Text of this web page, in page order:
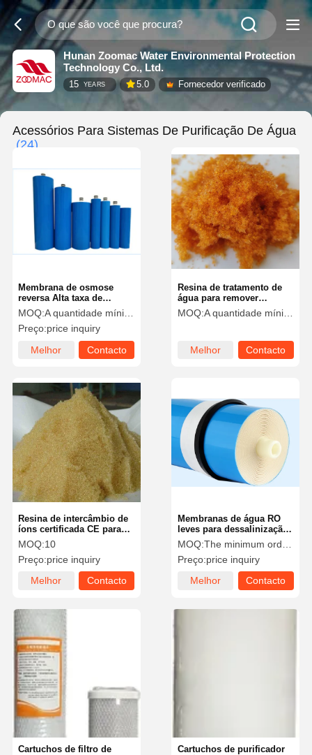
Hunan Zoomac Water Environmental Protection
Technology Co., Ltd.
15 YEARS 5.0 Fornecedor verificado
Acessórios Para Sistemas De Purificação De Água
(24)
Membrana de osmose
reversa Alta taxa de
dessalinização
MOQ:A quantidade mínima de pedido é de 25 peças.
Preço:price inquiry
Melhor
Contacto
Resina de tratamento de
água para remover
contaminantes
MOQ:A quantidade mínima de encomenda é de 5 pacotes.
Melhor
Contacto
Resina de intercâmbio de
íons certificada CE para
fabricação de água pura
MOQ:10
Preço:price inquiry
Melhor
Contacto
Membranas de água RO
leves para dessalinização
multifuncionais
MOQ:The minimum order quantity is 10 pieces.
Preço:price inquiry
Melhor
Contacto
Cartuchos de filtro de
Cartuchos de purificador